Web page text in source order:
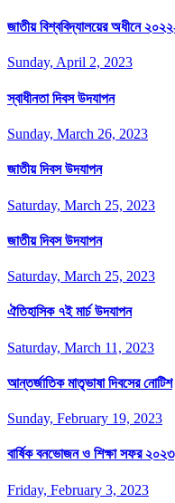
জাতীয় বিশ্ববিদ্যালয়ের অধীনে ২০২২-
Sunday, April 2, 2023
স্বাধীনতা দিবস উদযাপন
Sunday, March 26, 2023
জাতীয় দিবস উদযাপন
Saturday, March 25, 2023
জাতীয় দিবস উদযাপন
Saturday, March 25, 2023
ঐতিহাসিক ৭ই মার্চ উদযাপন
Saturday, March 11, 2023
আন্তর্জাতিক মাতৃভাষা দিবসের নোটিশ
Sunday, February 19, 2023
বার্ষিক বনভোজন ও শিক্ষা সফর ২০২৩
Friday, February 3, 2023